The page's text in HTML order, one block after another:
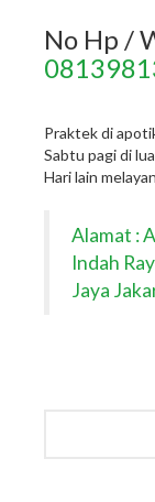
No Hp /
Praktek di
Sabtu pagi di
Hari lain
Alamat :
Indah
Jaya